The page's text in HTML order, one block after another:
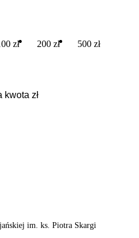
zł 200 zł 500 zł
im. ks. Piotra Skargi